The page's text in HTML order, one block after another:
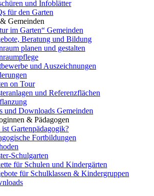
und Infoblätter
für den Garten
Gemeinden
im Garten“ Gemeinden
Beratung und Bildung
planen und gestalten
und Auszeichnungen
on Tour
und Referenzflächen
und Downloads Gemeinden
& Pädagogen
ist Gartenpädagogik?
Fortbildungen
Schulgarten
für Schulen und Kindergärten
für Schulklassen & Kindergruppen